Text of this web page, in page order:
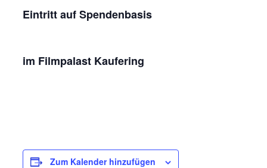
Eintritt auf Spendenbasis
im Filmpalast Kaufering
Zum Kalender hinzufügen